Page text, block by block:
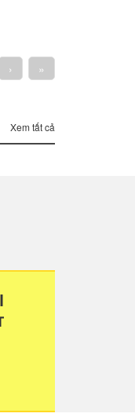
› »
Xem tất cả